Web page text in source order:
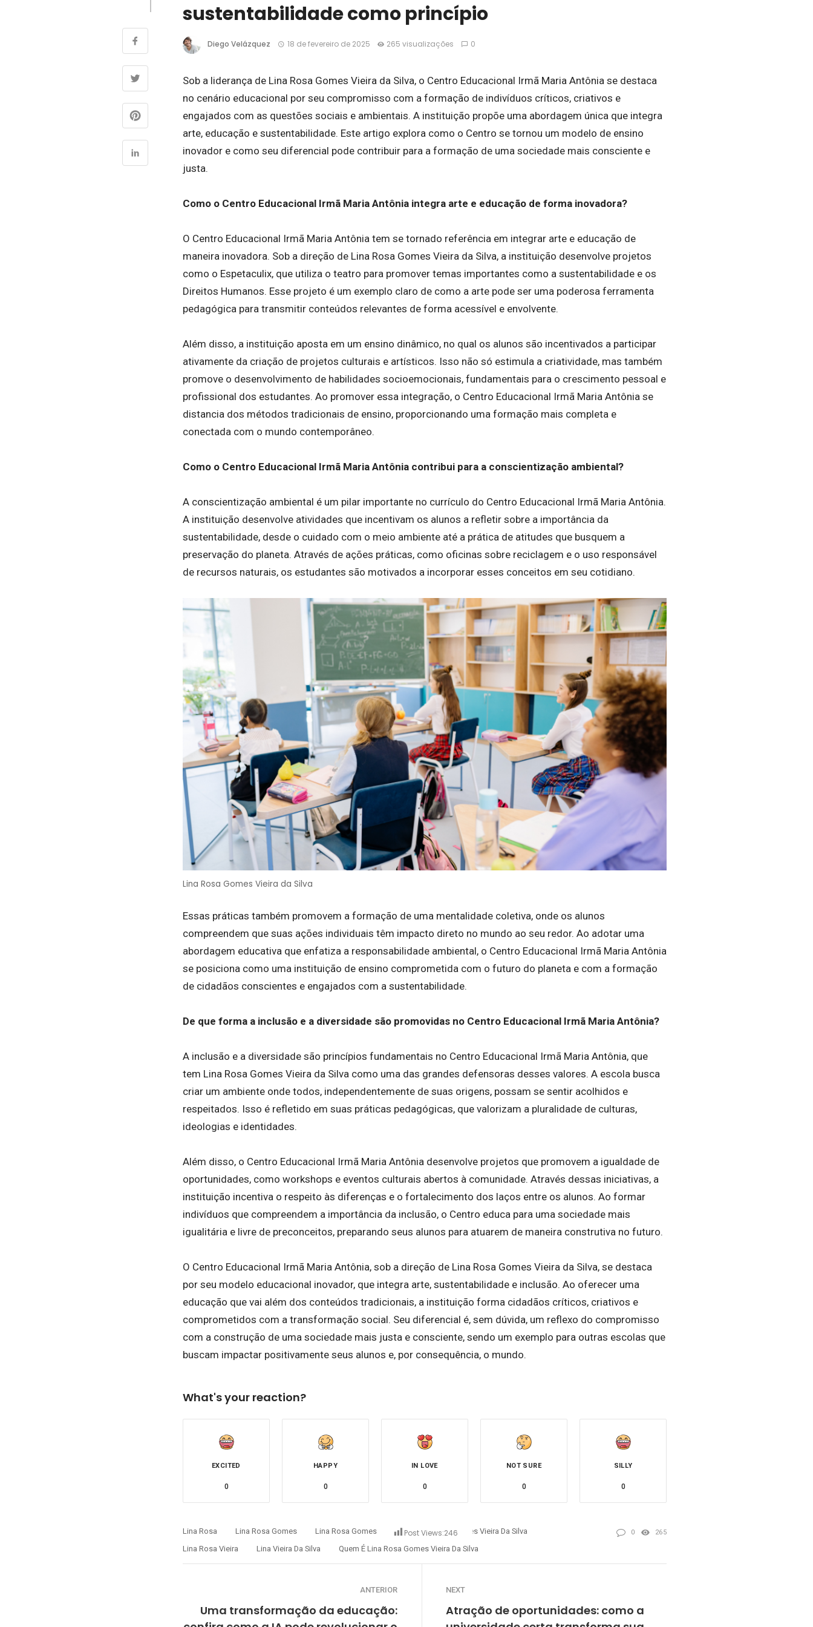
sustentabilidade como princípio
Diego Velázquez 18 de fevereiro de 2025 265 visualizações 0
Sob a liderança de Lina Rosa Gomes Vieira da Silva, o Centro Educacional Irmã Maria Antônia se destaca
no cenário educacional por seu compromisso com a formação de indivíduos críticos, criativos e
engajados com as questões sociais e ambientais. A instituição propõe uma abordagem única que integra
arte, educação e sustentabilidade. Este artigo explora como o Centro se tornou um modelo de ensino
inovador e como seu diferencial pode contribuir para a formação de uma sociedade mais consciente e
justa.
Como o Centro Educacional Irmã Maria Antônia integra arte e educação de forma inovadora?
O Centro Educacional Irmã Maria Antônia tem se tornado referência em integrar arte e educação de
maneira inovadora. Sob a direção de Lina Rosa Gomes Vieira da Silva, a instituição desenvolve projetos
como o Espetaculix, que utiliza o teatro para promover temas importantes como a sustentabilidade e os
Direitos Humanos. Esse projeto é um exemplo claro de como a arte pode ser uma poderosa ferramenta
pedagógica para transmitir conteúdos relevantes de forma acessível e envolvente.
Além disso, a instituição aposta em um ensino dinâmico, no qual os alunos são incentivados a participar
ativamente da criação de projetos culturais e artísticos. Isso não só estimula a criatividade, mas também
promove o desenvolvimento de habilidades socioemocionais, fundamentais para o crescimento pessoal e
profissional dos estudantes. Ao promover essa integração, o Centro Educacional Irmã Maria Antônia se
distancia dos métodos tradicionais de ensino, proporcionando uma formação mais completa e
conectada com o mundo contemporâneo.
Como o Centro Educacional Irmã Maria Antônia contribui para a conscientização ambiental?
A conscientização ambiental é um pilar importante no currículo do Centro Educacional Irmã Maria Antônia.
A instituição desenvolve atividades que incentivam os alunos a refletir sobre a importância da
sustentabilidade, desde o cuidado com o meio ambiente até a prática de atitudes que busquem a
preservação do planeta. Através de ações práticas, como oficinas sobre reciclagem e o uso responsável
de recursos naturais, os estudantes são motivados a incorporar esses conceitos em seu cotidiano.
Lina Rosa Gomes Vieira da Silva
Essas práticas também promovem a formação de uma mentalidade coletiva, onde os alunos
compreendem que suas ações individuais têm impacto direto no mundo ao seu redor. Ao adotar uma
abordagem educativa que enfatiza a responsabilidade ambiental, o Centro Educacional Irmã Maria Antônia
se posiciona como uma instituição de ensino comprometida com o futuro do planeta e com a formação
de cidadãos conscientes e engajados com a sustentabilidade.
De que forma a inclusão e a diversidade são promovidas no Centro Educacional Irmã Maria Antônia?
A inclusão e a diversidade são princípios fundamentais no Centro Educacional Irmã Maria Antônia, que
tem Lina Rosa Gomes Vieira da Silva como uma das grandes defensoras desses valores. A escola busca
criar um ambiente onde todos, independentemente de suas origens, possam se sentir acolhidos e
respeitados. Isso é refletido em suas práticas pedagógicas, que valorizam a pluralidade de culturas,
ideologias e identidades.
Além disso, o Centro Educacional Irmã Maria Antônia desenvolve projetos que promovem a igualdade de
oportunidades, como workshops e eventos culturais abertos à comunidade. Através dessas iniciativas, a
instituição incentiva o respeito às diferenças e o fortalecimento dos laços entre os alunos. Ao formar
indivíduos que compreendem a importância da inclusão, o Centro educa para uma sociedade mais
igualitária e livre de preconceitos, preparando seus alunos para atuarem de maneira construtiva no futuro.
O Centro Educacional Irmã Maria Antônia, sob a direção de Lina Rosa Gomes Vieira da Silva, se destaca
por seu modelo educacional inovador, que integra arte, sustentabilidade e inclusão. Ao oferecer uma
educação que vai além dos conteúdos tradicionais, a instituição forma cidadãos críticos, criativos e
comprometidos com a transformação social. Seu diferencial é, sem dúvida, um reflexo do compromisso
com a construção de uma sociedade mais justa e consciente, sendo um exemplo para outras escolas que
buscam impactar positivamente seus alunos e, por consequência, o mundo.
Post Views:246
What's your reaction?
EXCITED
0
HAPPY
0
IN LOVE
0
NOT SURE
0
SILLY
0
Lina Rosa Lina Rosa Gomes Lina Rosa Gomes Vieira
Lina Rosa Gomes Vieira Da Silva
Lina Rosa Vieira
Lina Vieira Da Silva Quem É Lina Rosa Gomes Vieira Da Silva
0 265
ANTERIOR
Uma transformação da educação:
NEXT
Atração de oportunidades: como a